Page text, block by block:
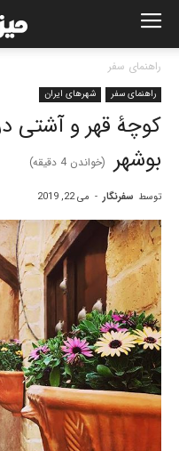
راهنمای سفر
راهنمای سفر شهرهای ایران
کوچۀ قهر و آشتی
بوشهر (خواندن 4 دقیقه)
توسط سفرنگار - می 22, 2019